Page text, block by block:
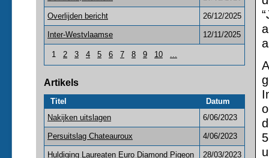
Overlijden bericht 26/12/2025
Inter-Westvlaamse 12/11/2025
1 2 3 4 5 6 7 8 9 10 ...
Artikels
Titel
Datum
Nakijken uitslagen
6/06/2023
Persuitslag Chateauroux 4/06/2023
Huldiging Laureaten Euro Diamond Pigeon 28/03/2023